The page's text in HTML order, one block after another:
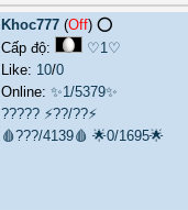
Khoc777 (Off) ⭕️
Cấp độ:
♡1♡
Like: 10/0
Online: ✨1/5379✨
????? ⚡??/??⚡
🩸???/4139🩸 🌟0/1695🌟